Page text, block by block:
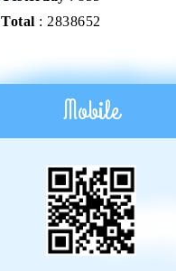
Total : 2838652
Mobile